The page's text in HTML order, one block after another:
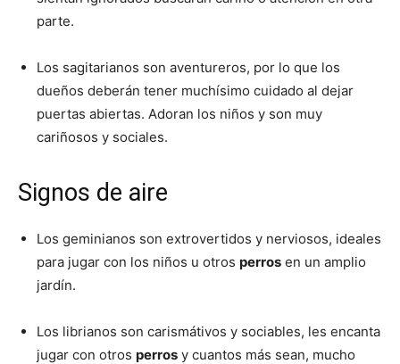
parte.
Los sagitarianos son aventureros, por lo que los
dueños deberán tener muchísimo cuidado al dejar
puertas abiertas. Adoran los niños y son muy
cariñosos y sociales.
Signos de aire
Los geminianos son extrovertidos y nerviosos, ideales
para jugar con los niños u otros perros en un amplio
jardín.
Los librianos son carismátivos y sociables, les encanta
jugar con otros perros y cuantos más sean, mucho